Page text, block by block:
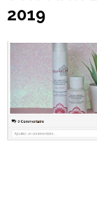
2019